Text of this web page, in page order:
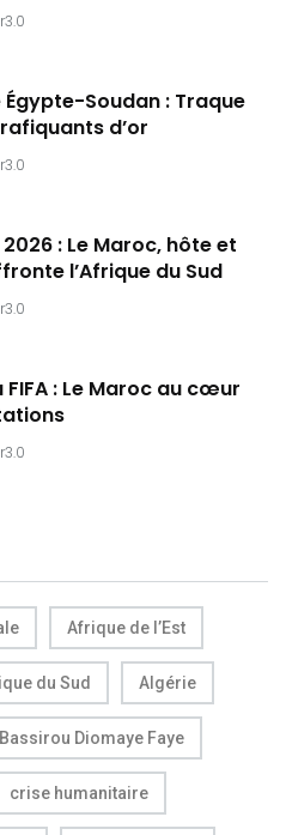
Soudan : Traque
d’or
2026 : Le Maroc, hôte et
l’Afrique du Sud
FIFA : Le Maroc au cœur
Afrique de l’Est
du Sud Algérie
Bassirou Diomaye Faye
crise humanitaire